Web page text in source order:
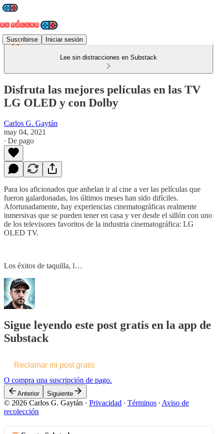
Suscribirse Iniciar sesión
Lee sin distracciones en Substack
Disfruta las mejores películas en las TV
LG OLED y con Dolby
Carlos G. Gaytán
may 04, 2021
∙ De pago
Para los aficionados que anhelan ir al cine a ver las películas que
fueron galardonadas, los últimos meses han sido difíciles.
Afortunadamente, hay experiencias cinematográficas realmente
inmersivas que se pueden tener en casa y ver desde el sillón con uno
de los televisores favoritos de la industria cinematográfica: LG
OLED TV.
Los éxitos de taquilla, l…
Sigue leyendo este post gratis en la app de
Substack
Reclamar mi post gratis
O compra una suscripción de pago.
Anterior Siguiente
© 2026 Carlos G. Gaytán · Privacidad ∙ Términos ∙ Aviso de
recolección